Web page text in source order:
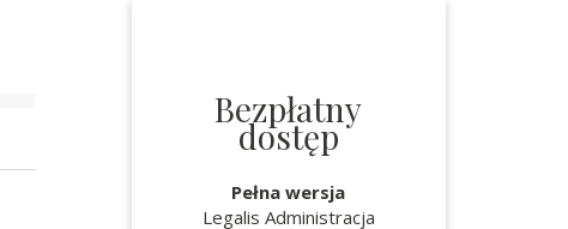
Bezpłatny
dostęp
Pełna wersja
Legalis Administracja